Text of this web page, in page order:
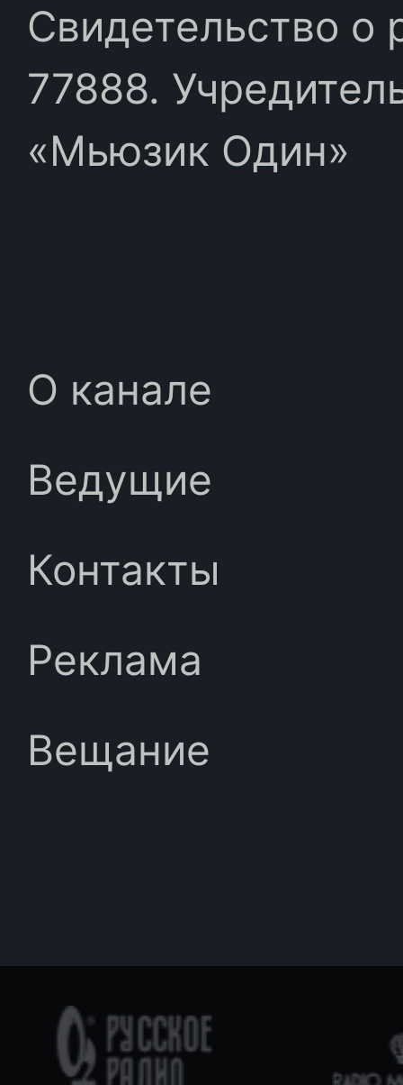
Свидетельство
77888.
«Мьюзик Один»
О канале
Ведущие
Контакты
Реклама
Вещание